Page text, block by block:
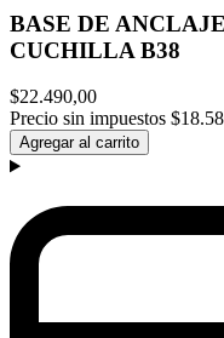
BASE DE
CUCHILLA B38
$22.490,00
Precio sin impuestos
Agregar al carrito